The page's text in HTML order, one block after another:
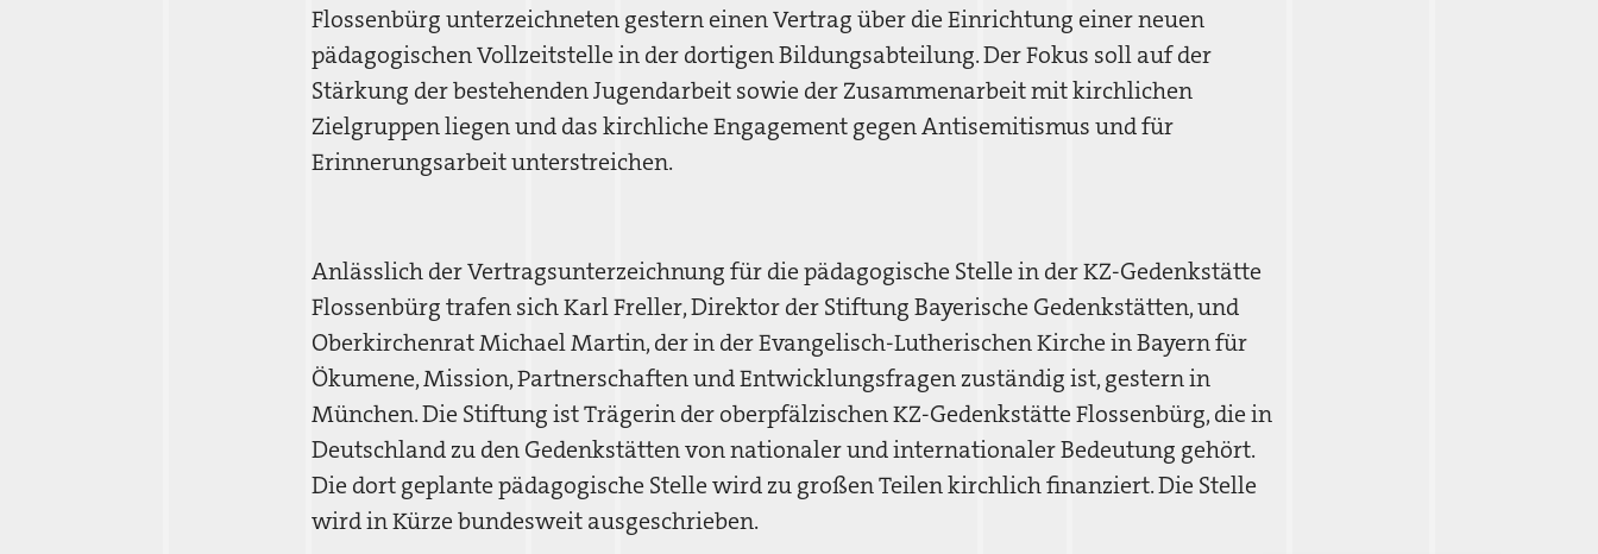
Flossenbürg unterzeichneten gestern einen Vertrag über die Einrichtung einer neuen
pädagogischen Vollzeitstelle in der dortigen Bildungsabteilung. Der Fokus soll auf der
Stärkung der bestehenden Jugendarbeit sowie der Zusammenarbeit mit kirchlichen
Zielgruppen liegen und das kirchliche Engagement gegen Antisemitismus und für
Erinnerungsarbeit unterstreichen.
Anlässlich der Vertragsunterzeichnung für die pädagogische Stelle in der KZ-Gedenkstätte
Flossenbürg trafen sich Karl Freller, Direktor der Stiftung Bayerische Gedenkstätten, und
Oberkirchenrat Michael Martin, der in der Evangelisch-Lutherischen Kirche in Bayern für
Ökumene, Mission, Partnerschaften und Entwicklungsfragen zuständig ist, gestern in
München. Die Stiftung ist Trägerin der oberpfälzischen KZ-Gedenkstätte Flossenbürg, die in
Deutschland zu den Gedenkstätten von nationaler und internationaler Bedeutung gehört.
Die dort geplante pädagogische Stelle wird zu großen Teilen kirchlich finanziert. Die Stelle
wird in Kürze bundesweit ausgeschrieben.